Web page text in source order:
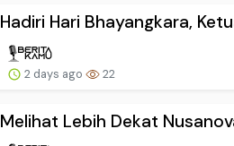
Hadiri Hari Bhayangkara,
2 days ago 22
Melihat Lebih Dekat